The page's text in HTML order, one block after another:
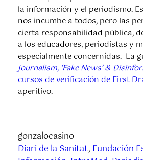
la información y el periodismo.
nos incumbe a todos, pero las
cierta responsabilidad pública,
a los educadores, periodistas y
especialmente concernidas. La
Journalism, ‘Fake News’ &
cursos de verificación de First
aperitivo.
gonzalocasino
Diari de la Sanitat, Fundación